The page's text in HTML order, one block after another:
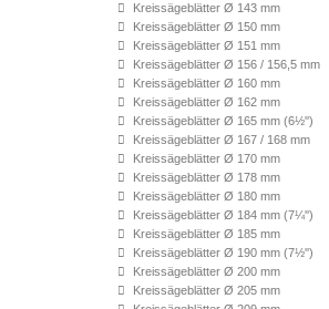
Kreissägeblätter Ø 143 mm
Kreissägeblätter Ø 150 mm
Kreissägeblätter Ø 151 mm
Kreissägeblätter Ø 156 / 156,5 mm
Kreissägeblätter Ø 160 mm
Kreissägeblätter Ø 162 mm
Kreissägeblätter Ø 165 mm (6½'')
Kreissägeblätter Ø 167 / 168 mm
Kreissägeblätter Ø 170 mm
Kreissägeblätter Ø 178 mm
Kreissägeblätter Ø 180 mm
Kreissägeblätter Ø 184 mm (7¼'')
Kreissägeblätter Ø 185 mm
Kreissägeblätter Ø 190 mm (7½'')
Kreissägeblätter Ø 200 mm
Kreissägeblätter Ø 205 mm